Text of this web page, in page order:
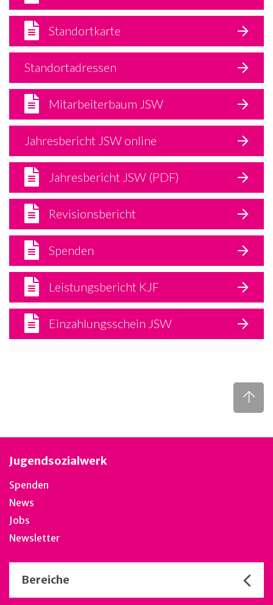
Standortkarte
Standortadressen
Mitarbeiterbaum JSW
Jahresbericht JSW online
Jahresbericht JSW (PDF)
Revisionsbericht
Spenden
Leistungsbericht KJF
Einzahlungsschein JSW
Jugendsozialwerk
Spenden
News
Jobs
Newsletter
Bereiche